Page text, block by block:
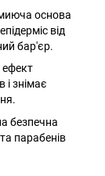
основа
від
бар'єр.
ефект
знімає
безпечна
парабенів